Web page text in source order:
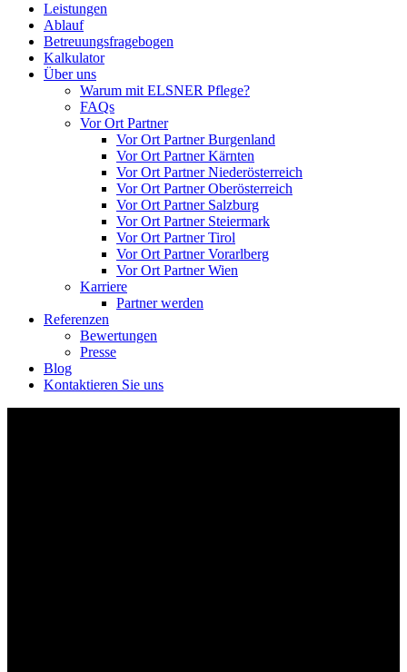
Leistungen
Ablauf
Betreuungsfragebogen
Kalkulator
Über uns
Warum mit ELSNER Pflege?
FAQs
Vor Ort Partner
Vor Ort Partner Burgenland
Vor Ort Partner Kärnten
Vor Ort Partner Niederösterreich
Vor Ort Partner Oberösterreich
Vor Ort Partner Salzburg
Vor Ort Partner Steiermark
Vor Ort Partner Tirol
Vor Ort Partner Vorarlberg
Vor Ort Partner Wien
Karriere
Partner werden
Referenzen
Bewertungen
Presse
Blog
Kontaktieren Sie uns